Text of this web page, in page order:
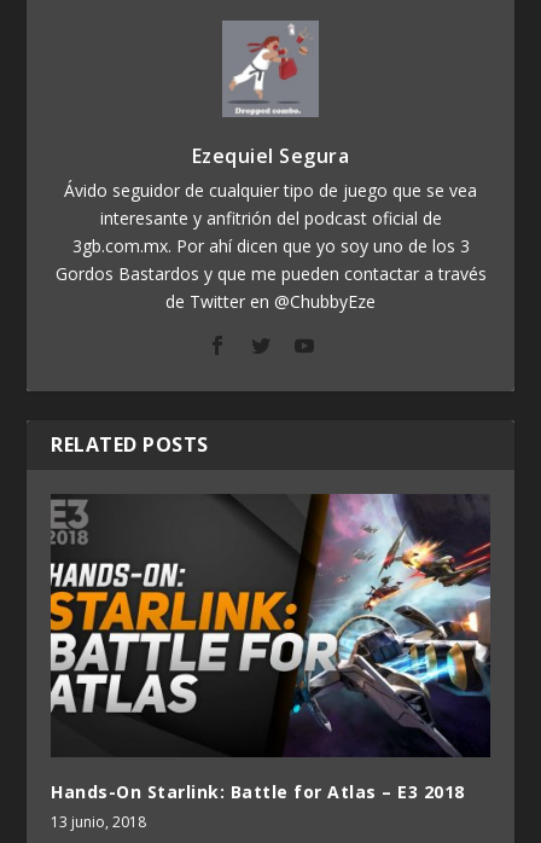
Ezequiel Segura
Ávido seguidor de cualquier tipo de juego que se vea
interesante y anfitrión del podcast oficial de
3gb.com.mx. Por ahí dicen que yo soy uno de los 3
Gordos Bastardos y que me pueden contactar a través
de Twitter en @ChubbyEze
RELATED POSTS
Hands-On Starlink: Battle for Atlas – E3 2018
13 junio, 2018